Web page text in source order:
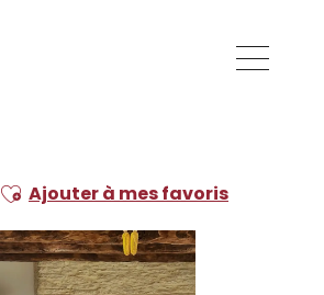
Ajouter aux favoris
Ajouter à mes favoris